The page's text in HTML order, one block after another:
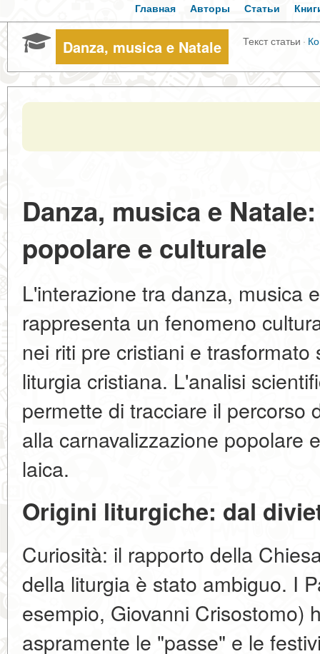
Главная Авторы Статьи
Danza, musica e Natale Текст статьи ·
Danza, musica e
popolare e culturale
L'interazione tra danza, musica
rappresenta un fenomeno
nei riti pre cristiani e
liturgia cristiana. L'analisi
permette di tracciare il percorso
alla carnavalizzazione popolare
laica.
Origini liturgiche: dal
Curiosità: il rapporto della
della liturgia è stato ambiguo. I
esempio, Giovanni Crisostomo)
aspramente le "passe" e le